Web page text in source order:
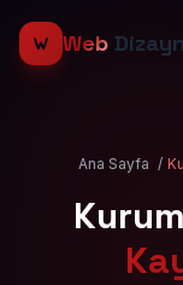
Web Dizayn
Ana Sayfa /